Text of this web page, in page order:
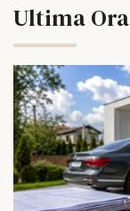
Ultima Ora